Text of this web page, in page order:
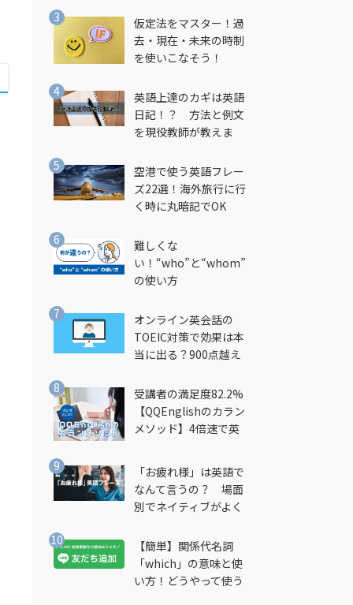
仮定法をマスター！過
去・現在・未来の時制
を使いこなそう！
英語上達のカギは英語
日記！？ 方法と例文
を現役教師が教えま
空港で使う英語フレー
ズ22選！海外旅行に行
く時に丸暗記でOK
難しくな
い！“who”と“whom”
の使い方
オンライン英会話の
TOEIC対策で効果は本
当に出る？900点越え
受講者の満足度82.2%
【QQEnglishのカラン
メソッド】4倍速で英
法とは？
「お疲れ様」は英語で
なんて言うの？ 場面
別でネイティブがよく
説
【簡単】関係代名詞
「which」の意味と使
い方！どうやって使う